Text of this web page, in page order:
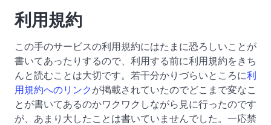
利用規約
この手のサービスの利用規約にはたまに恐ろしいことが
書いてあったりするので、利用する前に利用規約をきち
んと読むことは大切です。若干分かりづらいところに利
用規約へのリンク が掲載されていたのでどこまで変なこ
とが書いてあるのかワクワクしながら見に行ったのです
が、あまり大したことは書いていませんでした。一応禁